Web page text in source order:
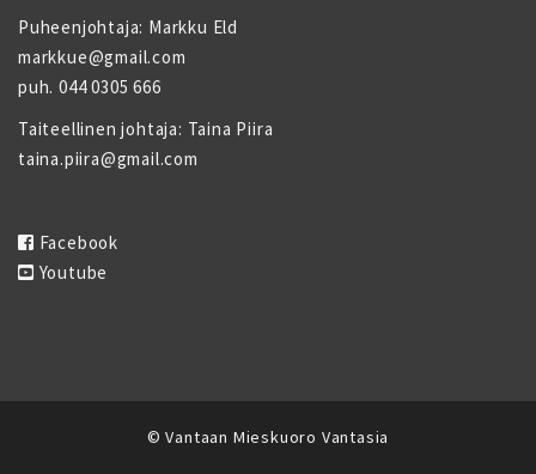
Puheenjohtaja: Markku Eld
markkue@gmail.com
puh. 044 0305 666
Taiteellinen johtaja: Taina Piira
taina.piira@gmail.com
Facebook
Youtube
© Vantaan Mieskuoro Vantasia